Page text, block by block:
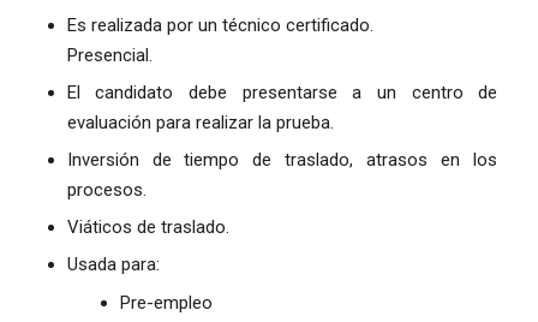
Es realizada por un técnico certificado.
Presencial.
El candidato debe presentarse a un centro de
evaluación para realizar la prueba.
Inversión de tiempo de traslado, atrasos en los
procesos.
Viáticos de traslado.
Usada para:
Pre-empleo